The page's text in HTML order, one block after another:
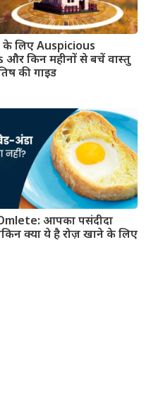
के लिए Auspicious
किन महीनों से बचें वास्तु
की गाइड
आपका पसंदीदा
क्या ये है रोज़ खाने के लिए